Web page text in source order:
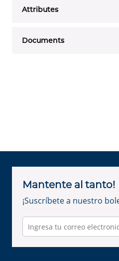
Attributes
Documents
Mantente al tanto!
¡Suscríbete a nuestro